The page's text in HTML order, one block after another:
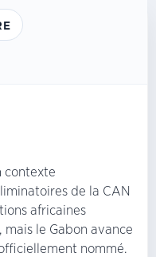
contexte
de la CAN
africaines
le Gabon avance
nommé.